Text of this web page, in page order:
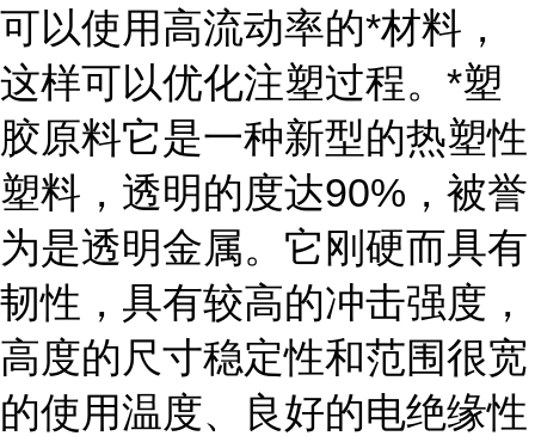
可以使用高流动率的*材料，
这样可以优化注塑过程。*塑
胶原料它是一种新型的热塑性
塑料，透明的度达90%，被誉
为是透明金属。它刚硬而具有
韧性，具有较高的冲击强度，
高度的尺寸稳定性和范围很宽
的使用温度、良好的电绝缘性